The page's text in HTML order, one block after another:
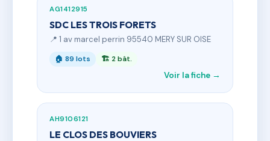
AG1412915
SDC LES TROIS FORETS
📍 1 av marcel perrin 95540 MERY SUR OISE
🏠 89 lots 🏗 2 bât.
Voir la fiche →
AH9106121
LE CLOS DES BOUVIERS